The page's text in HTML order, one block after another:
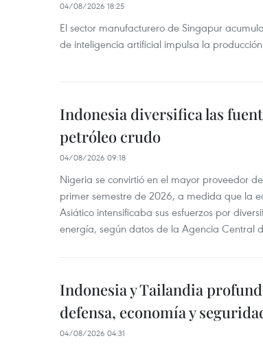
04/08/2026 18:25
El sector manufacturero de Singapur
de inteligencia artificial impulsa la
Indonesia diversifica las
petróleo crudo
04/08/2026 09:18
Nigeria se convirtió en el mayor proveedor
primer semestre de 2026, a medida que la
Asiático intensificaba sus esfuerzos por
energía, según datos de la Agencia Central
Indonesia y Tailandia
defensa, economía y
04/08/2026 04:31